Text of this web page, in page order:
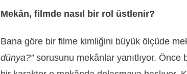
Mekân, filmde nasıl bir rol üstlenir?
Bana göre bir filme kimliğini büyük ölçüde
dünya?”sorusunu mekânlar yanıtlıyor.